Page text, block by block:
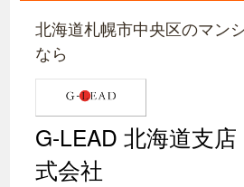
北海道札幌市中央区のマン
なら
G-LEAD 北海道支
式会社